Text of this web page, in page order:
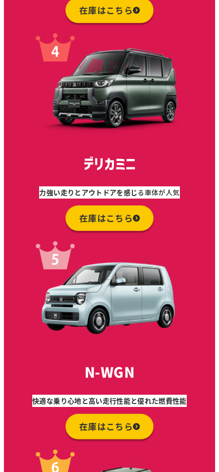
在庫はこちら
デリカミニ
力強い走りとアウトドアを感じる車体が人気
在庫はこちら
N-WGN
快適な乗り心地と高い走行性能と優れた燃費性能
在庫はこちら